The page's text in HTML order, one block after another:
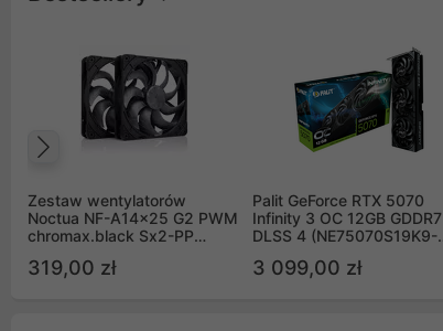
Zestaw wentylatorów
Noctua NF-A14x25 G2 PWM
chromax.black Sx2-PP
(2szt)
319,00 zł
Palit GeForce RTX 5070
Infinity 3 OC 12GB GDDR7
DLSS 4 (NE75070S19K9-
3 099,00 zł